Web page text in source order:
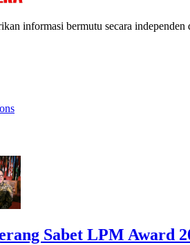
informasi bermutu secara
Sabet LPM Award